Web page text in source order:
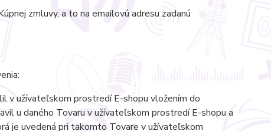
zmluvy, a to na emailovú adresu zadanú
užívateľskom prostredí E-shopu vložením do
u daného Tovaru v užívateľskom prostredí E-shopu a
je uvedená pri takomto Tovare v užívateľskom